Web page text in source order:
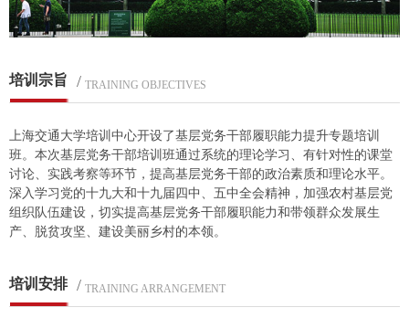
培训宗旨 / TRAINING OBJECTIVES
上海交通大学培训中心开设了基层党务干部履职能力提升专题培训
班。本次基层党务干部培训班通过系统的理论学习、有针对性的课堂
讨论、实践考察等环节，提高基层党务干部的政治素质和理论水平。
深入学习党的十九大和十九届四中、五中全会精神，加强农村基层党
组织队伍建设，切实提高基层党务干部履职能力和带领群众发展生
产、脱贫攻坚、建设美丽乡村的本领。
培训安排 / TRAINING ARRANGEMENT